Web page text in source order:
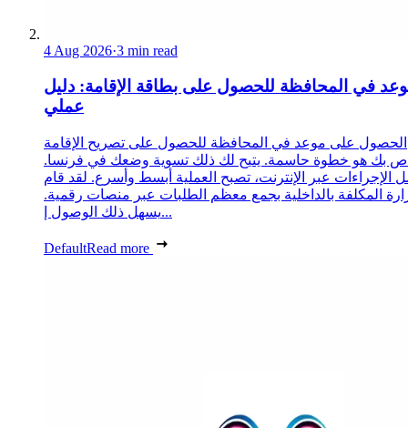
4 Aug 2026·3 min read
في المحافظة للحصول على بطاقة الإقامة: دليل
عملي
الحصول على موعد في المحافظة للحصول على تصريح الإقامة
بك هو خطوة حاسمة. يتيح لك ذلك تسوية وضعك في فرنسا.
الإجراءات عبر الإنترنت، تصبح العملية أبسط وأسرع. لقد قام
المكلفة بالداخلية بجمع معظم الطلبات عبر منصات رقمية.
يسهل ذلك الوصول إ...
DefaultRead more